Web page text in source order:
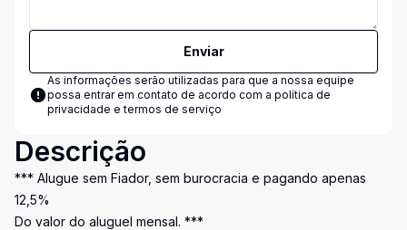
Enviar
As informações serão utilizadas para que a nossa equipe
possa entrar em contato de acordo com a política de
privacidade e termos de serviço
Descrição
*** Alugue sem Fiador, sem burocracia e pagando apenas
12,5%
Do valor do aluguel mensal. ***